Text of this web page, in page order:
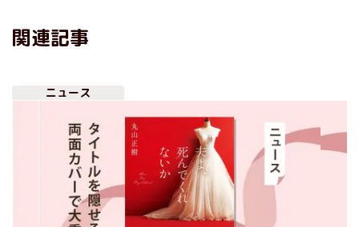
関連記事
ニュース